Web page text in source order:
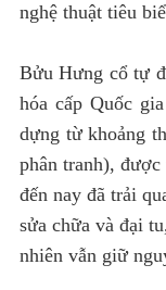
nghệ thuật tiêu
BửuHưng cổ tự
hóa cấp Quốc
dựng từ khoảng
phân tranh),
đến nay đã trải
sửa chữa và đại
nhiên vẫn giữ